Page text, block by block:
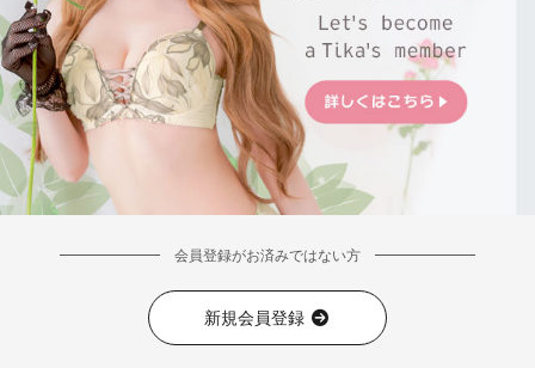
会員登録がお済みではない方
新規会員登録